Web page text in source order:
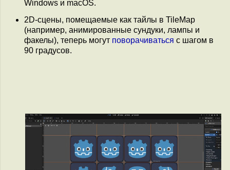
Windows и macOS.
2D-сцены, помещаемые как тайлы в TileMap
(например, анимированные сундуки, лампы и
факелы), теперь могут поворачиваться с шагом в
90 градусов.